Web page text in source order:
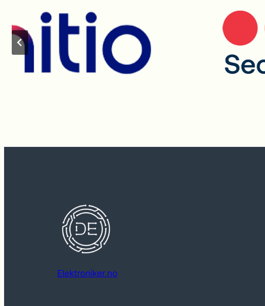
Elektroniker.no